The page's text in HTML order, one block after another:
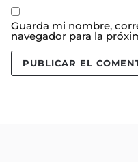
Guarda mi nombre,
navegador para la